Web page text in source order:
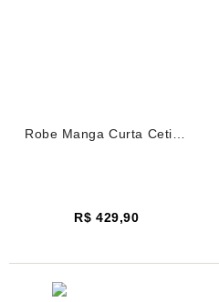
Robe Manga Curta Cetim
R$ 429,90